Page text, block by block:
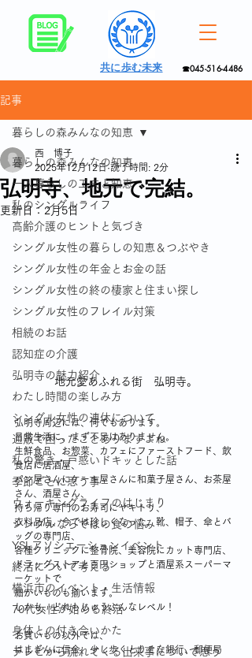
☎045-516-4486
共に歩む未来
記事
暮らしの森みんなの知恵
一人暮らしの工夫と知恵
私のシングルライフ
高齢介護のヒントと気づき
シングル女性の暮らしの知恵＆つぶやき
シングル女性の年金とお金の話
シングル女性の終の棲家と住まい探し
シングル女性のフレイル対策
相続のお話
認知症の介護
弘明寺の魅力紹介
わたし時間の楽しみ方
シングル女性の連休について
通販で困ったことありますよね
私の驚き・戸惑いドキッとした話
季節ごとに思う事
ウォーキングライフのはじまり
シングルならではの食の悩み
YSLアソシエーションイベント
終活について考える
横浜市のイベント・生活情報
70代女性が始める終活
身体との付き合いかた
テレビから流れてくる出来事について思う
暮らしの森みんなの知恵
弘明寺、地元で完結。
西 博子
2025年12月12日 読了時間: 2分
更新日： 2月5日
地元愛あふれる街　弘明寺。
弘明寺周辺には、何でもあります。
日常生活に、まず不足はありません。
生鮮食品、お惣菜、カフェにファーストフード、飲
食店に居酒屋、
パン屋さんにケーキ屋さんに和菓子屋さん、お茶屋
さん、酒屋さん、
持ち帰り専門のお寿司にヤキトリ、
衣料品店、今では珍しくなった、靴、帽子、傘とバ
ッグの専門店、
各種クリニックに整骨院、美容院にカット専門店、
ドラッグストアと百円ショップと酒屋系スーパーマ
ーケットで
細かいものも揃います。
しかも、どれもじゅうぶんなレベル！
お買いもの以外では、
はまぎんに信金、少し歩くとりそな銀行、郵便局